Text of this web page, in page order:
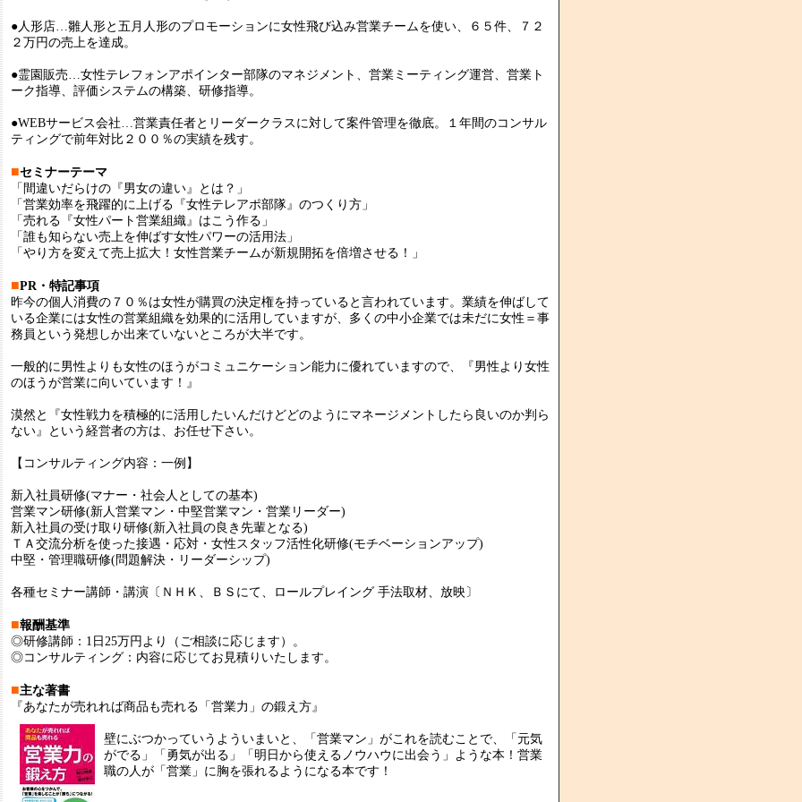
●人形店…雛人形と五月人形のプロモーションに女性飛び込み営業チームを使い、６５件、７２
２万円の売上を達成。
●霊園販売…女性テレフォンアポインター部隊のマネジメント、営業ミーティング運営、営業ト
ーク指導、評価システムの構築、研修指導。
●WEBサービス会社…営業責任者とリーダークラスに対して案件管理を徹底。１年間のコンサル
ティングで前年対比２００％の実績を残す。
■セミナーテーマ
「間違いだらけの『男女の違い』とは？」
「営業効率を飛躍的に上げる『女性テレアポ部隊』のつくり方」
「売れる『女性パート営業組織』はこう作る」
「誰も知らない売上を伸ばす女性パワーの活用法」
「やり方を変えて売上拡大！女性営業チームが新規開拓を倍増させる！」
■PR・特記事項
昨今の個人消費の７０％は女性が購買の決定権を持っていると言われています。業績を伸ばして
いる企業には女性の営業組織を効果的に活用していますが、多くの中小企業では未だに女性＝事
務員という発想しか出来ていないところが大半です。
一般的に男性よりも女性のほうがコミュニケーション能力に優れていますので、『男性より女性
のほうが営業に向いています！』
漠然と『女性戦力を積極的に活用したいんだけどどのようにマネージメントしたら良いのか判ら
ない』という経営者の方は、お任せ下さい。
【コンサルティング内容：一例】
新入社員研修(マナー・社会人としての基本)
営業マン研修(新人営業マン・中堅営業マン・営業リーダー)
新入社員の受け取り研修(新入社員の良き先輩となる)
ＴＡ交流分析を使った接遇・応対・女性スタッフ活性化研修(モチベーションアップ)
中堅・管理職研修(問題解決・リーダーシップ)
各種セミナー講師・講演〔ＮＨＫ、ＢＳにて、ロールプレイング 手法取材、放映〕
■報酬基準
◎研修講師：1日25万円より（ご相談に応じます）。
◎コンサルティング：内容に応じてお見積りいたします。
■主な著書
『あなたが売れれば商品も売れる「営業力」の鍛え方』
壁にぶつかっていうよういまいと、「営業マン」がこれを読むことで、「元気
がでる」「勇気が出る」「明日から使えるノウハウに出会う」ような本！営業
職の人が「営業」に胸を張れるようになる本です！